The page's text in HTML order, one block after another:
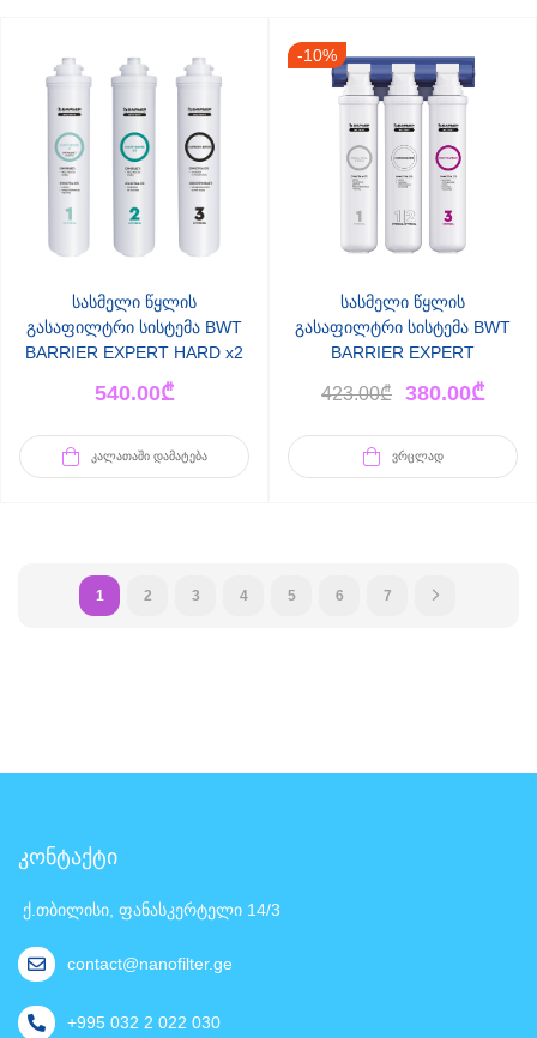
სასმელი წყლის
გასაფილტრი სისტემა BWT
BARRIER EXPERT HARD x2
გაძლიერებული
540.00₾
ᲙᲐᲚᲐᲗᲐᲨᲘ ᲓᲐᲛᲐᲢᲔᲑᲐ
-10%
სასმელი წყლის
გასაფილტრი სისტემა BWT
BARRIER EXPERT
423.00₾ 380.00₾
ᲕᲠᲪᲚᲐᲓ
1 2 3 4 5 6 7
კონტაქტი
ქ.თბილისი, ფანასკერტელი 14/3
contact@nanofilter.ge
+995 032 2 022 030